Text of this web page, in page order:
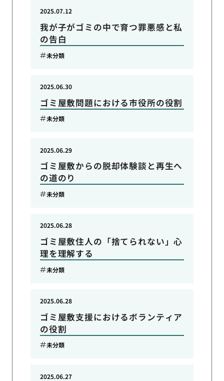
我が子がゴミの中で育つ罪悪感と私
の告白
2025.07.12
未分類
ゴミ屋敷問題における市役所の役割
2025.06.30
未分類
ゴミ屋敷からの脱却体験談と再生へ
の道のり
2025.06.29
未分類
ゴミ屋敷住人の「捨てられない」心
理を理解する
2025.06.28
未分類
ゴミ屋敷支援におけるボランティア
の役割
2025.06.28
未分類
2025.06.27